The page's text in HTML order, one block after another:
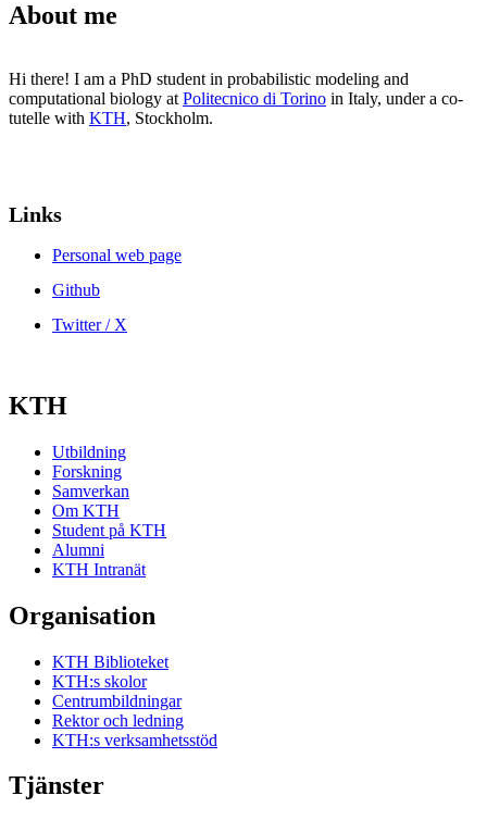
About me
Hi there! I am a PhD student in probabilistic modeling and
computational biology at Politecnico di Torino in Italy, under a co-
tutelle with KTH, Stockholm.
Links
Personal web page
Github
Twitter / X
KTH
Utbildning
Forskning
Samverkan
Om KTH
Student på KTH
Alumni
KTH Intranät
Organisation
KTH Biblioteket
KTH:s skolor
Centrumbildningar
Rektor och ledning
KTH:s verksamhetsstöd
Tjänster